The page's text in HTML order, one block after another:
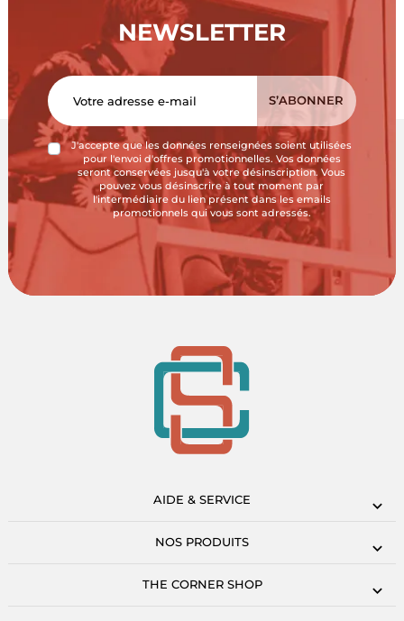
NEWSLETTER
J'accepte que les données renseignées soient utilisées
pour l'envoi d'offres promotionnelles. Vos données
seront conservées jusqu'à votre désinscription. Vous
pouvez vous désinscrire à tout moment par
l'intermédiaire du lien présent dans les emails
promotionnels qui vous sont adressés.
AIDE & SERVICE
NOS PRODUITS
THE CORNER SHOP